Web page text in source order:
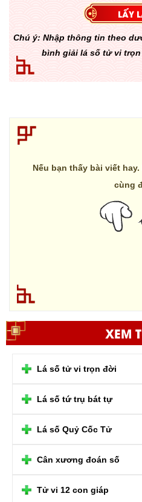
Chú ý: Nhập thông tin theo
bình giải lá số tử vi
Nếu bạn thấy bài viết
cùng
XEM
Lá số tử vi trọn đời
Lá số tứ trụ bát tự
Lá số Quỷ Cốc Tử
Cân xương đoán số
Tử vi 12 con giáp